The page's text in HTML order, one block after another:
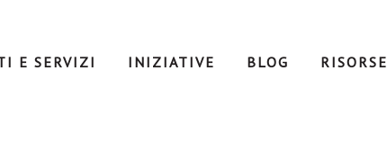
E SERVIZI INIZIATIVE BLOG RISORSE